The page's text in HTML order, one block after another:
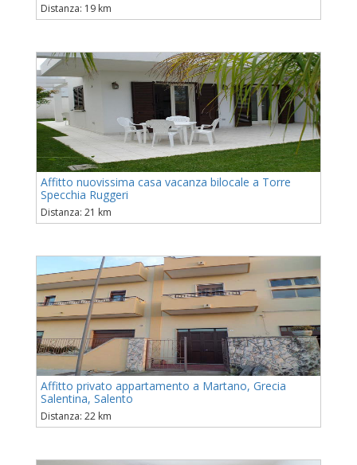
Distanza: 19 km
Affitto nuovissima casa vacanza bilocale a Torre
Specchia Ruggeri
Distanza: 21 km
Affitto privato appartamento a Martano, Grecia
Salentina, Salento
Distanza: 22 km